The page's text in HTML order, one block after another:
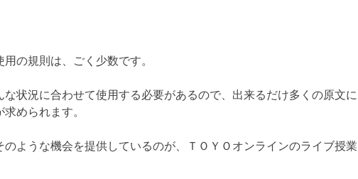
用の規則は、ごく少数です。
な状況に合わせて使用する必要があるので、出来るだけ多くの原文に
められます。
のような機会を提供しているのが、ＴＯＹＯオンラインのライブ授業